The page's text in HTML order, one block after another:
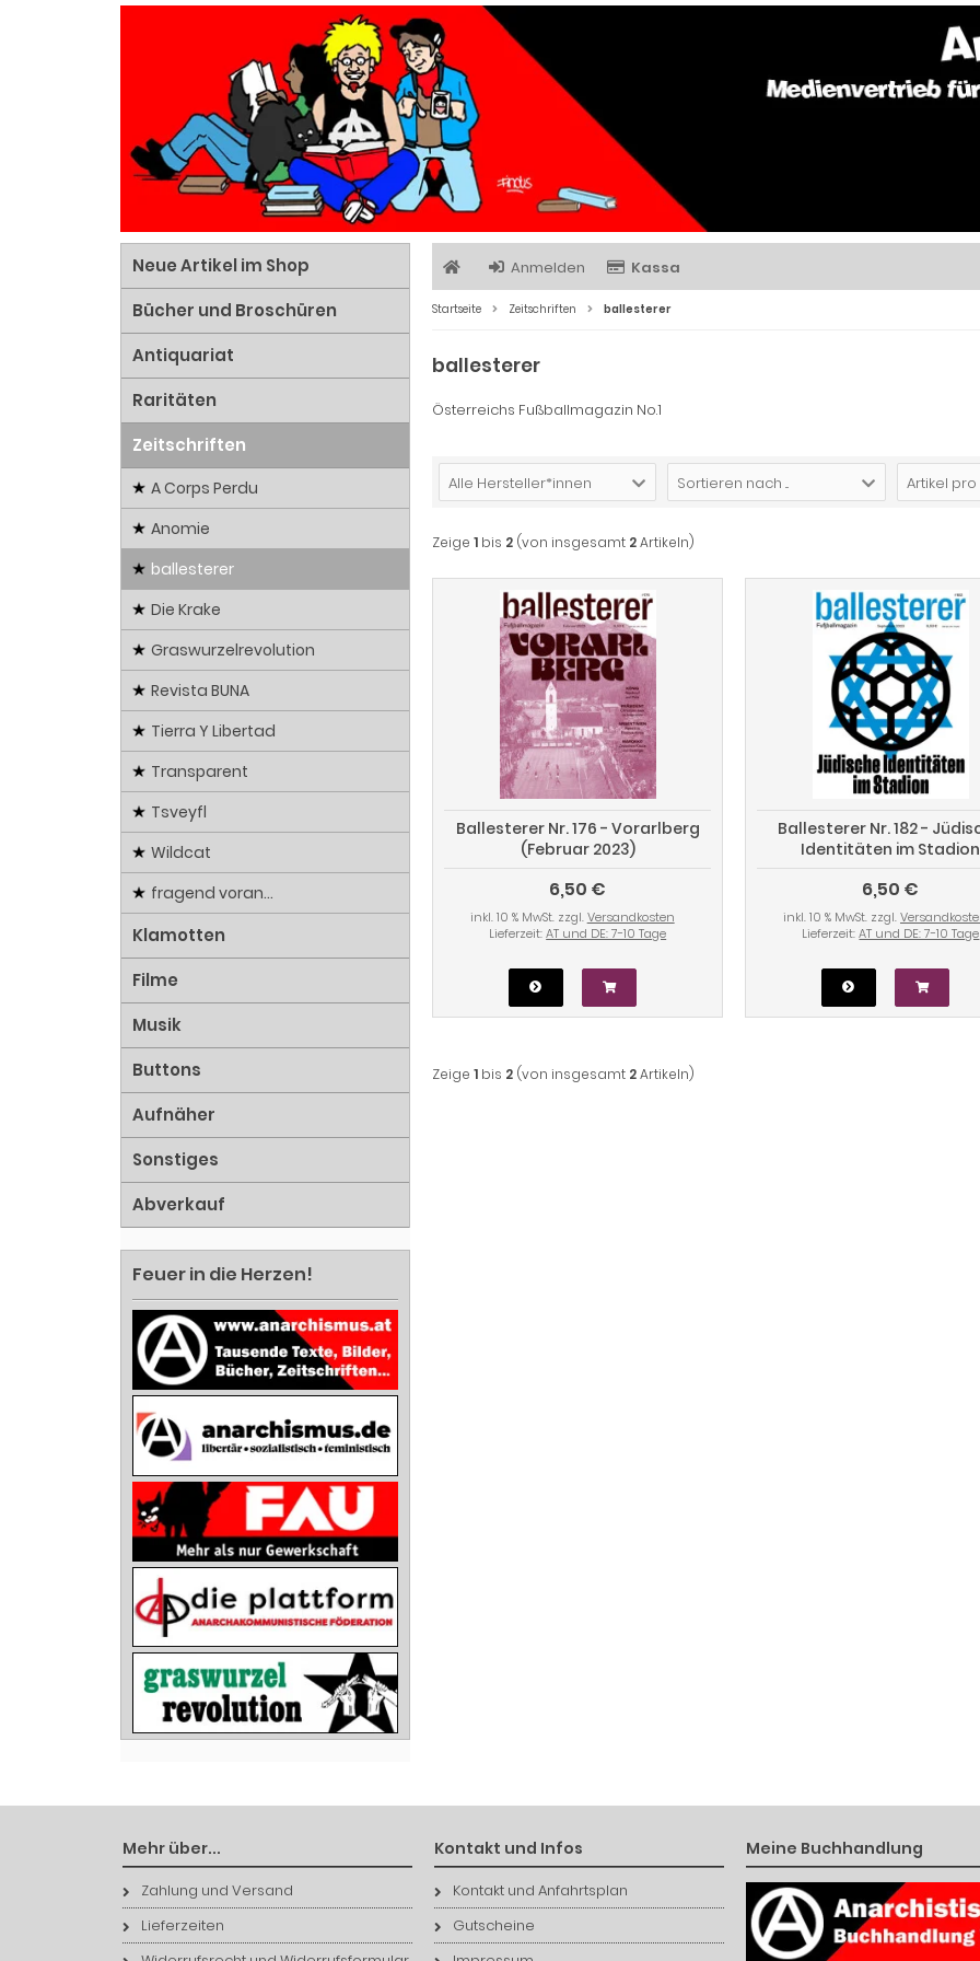
Anmelden Kassa
Startseite Zeitschriften ballesterer
ballesterer
Österreichs Fußballmagazin No.1
Alle Hersteller*innen Sortieren nach ... Artikel pro
Zeige 1 bis 2 (von insgesamt 2Artikeln)
Ballesterer Nr. 176 - Vorarlberg
(Februar 2023)
6,50 €
inkl. 10 % MwSt. zzgl.Versandkosten
Lieferzeit:AT und DE: 7-10 Tage
Ballesterer Nr. 182 -
Identitäten im Stadion
(September 2023)
6,50 €
inkl. 10 % MwSt. zzgl.
Lieferzeit:AT und DE: 7-10 Tage
Zeige 1 bis 2 (von insgesamt 2Artikeln)
Neue Artikel im Shop
Bücher und Broschüren
Antiquariat
Raritäten
Zeitschriften
A Corps Perdu
Anomie
ballesterer
Die Krake
Graswurzelrevolution
Revista BUNA
Tierra Y Libertad
Transparent
Tsveyfl
Wildcat
fragend voran...
Klamotten
Filme
Musik
Buttons
Aufnäher
Sonstiges
Abverkauf
Feuer in die Herzen!
Mehr über...
Zahlung und Versand
Lieferzeiten
Kontakt und Infos
Kontakt und Anfahrtsplan
Gutscheine
Meine Buchhandlung